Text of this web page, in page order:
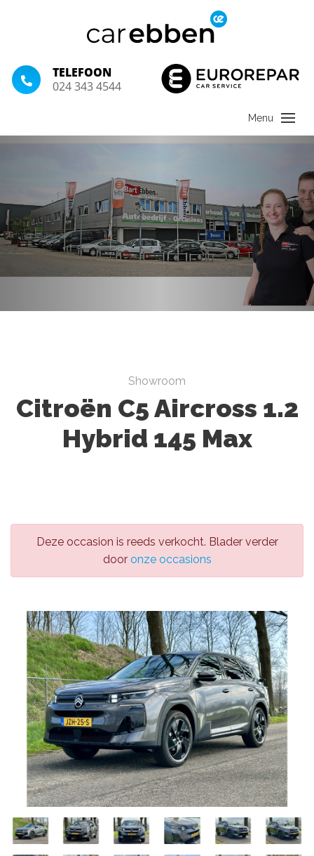
TELEFOON
024 343 4544
Showroom
Citroën C5 Aircross 1.2
Hybrid 145 Max
Deze occasion is reeds verkocht. Blader verder
door onze occasions